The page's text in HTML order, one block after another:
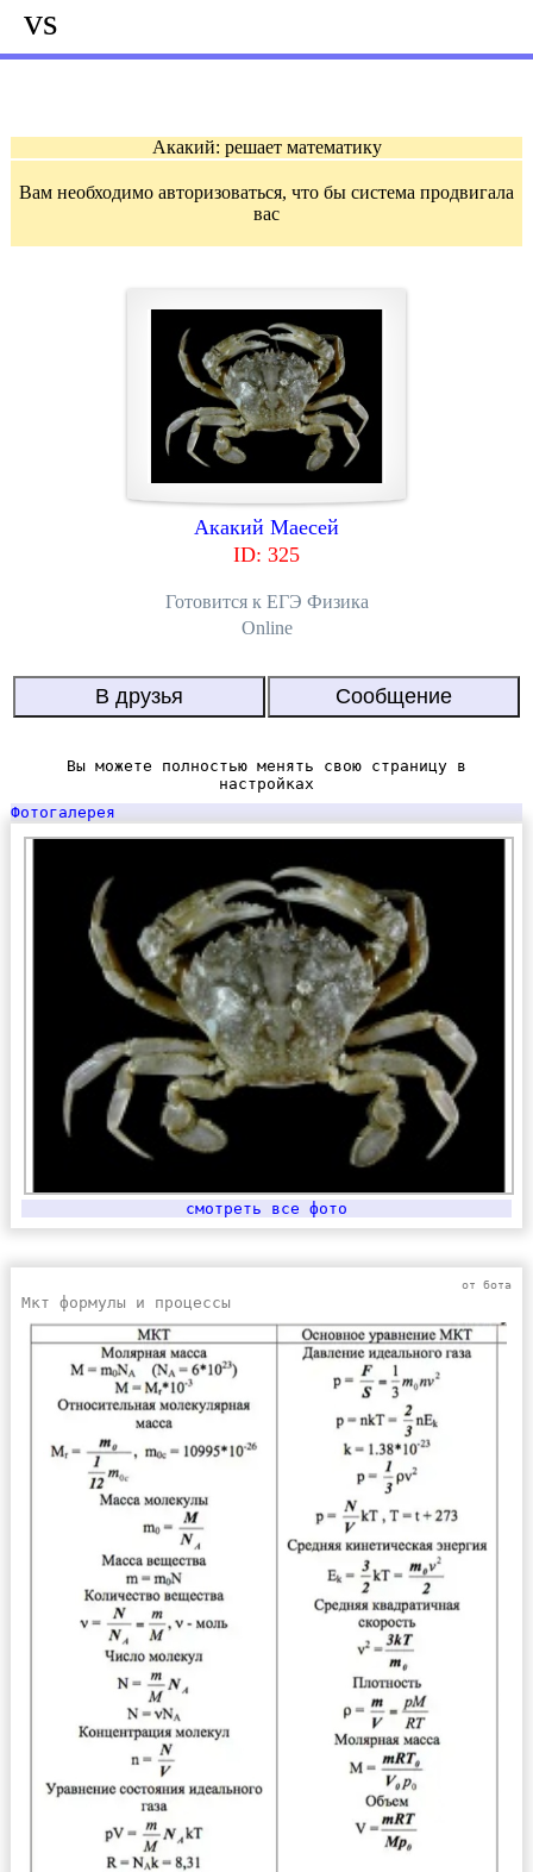
vs
Акакий: решает математику
Вам необходимо авторизоваться, что бы система продвигала
вас
Акакий Маесей
ID: 325
Готовится к EГЭ Физика
Online
Вы можете полностью менять свою страницу в
настройках
Фотогалерея
смотреть все фото
от бота
Мкт формулы и процессы